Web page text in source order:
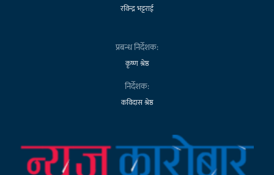
रविन्द्र भट्टराई
प्रबन्ध निर्देशक:
कृष्ण श्रेष्ठ
निर्देशक:
कविदास श्रेष्ठ